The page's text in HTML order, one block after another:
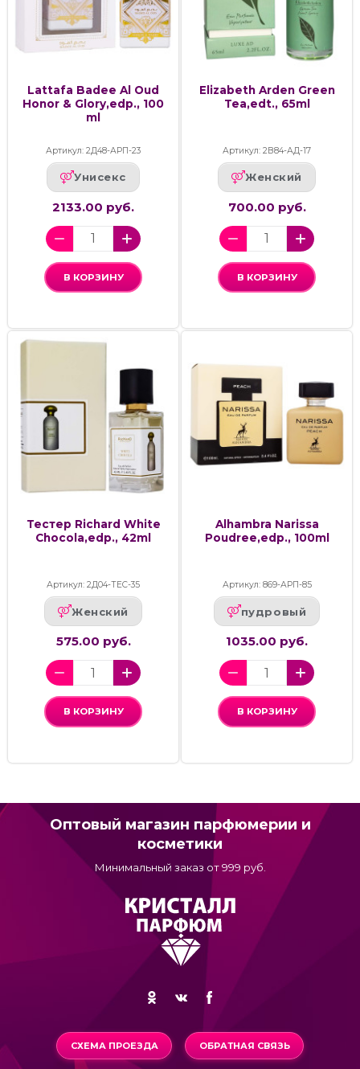
Lattafa Badee Al Oud
Honor & Glory,edp., 100
ml
Артикул: 2Д48-АРП-23
Унисекс
2133.00 руб.
В КОРЗИНУ
Elizabeth Arden Green
Tea,edt., 65ml
Артикул: 2В84-АД-17
Женский
700.00 руб.
В КОРЗИНУ
Тестер Richard White
Chocola,edp., 42ml
Артикул: 2Д04-ТЕС-35
Женский
575.00 руб.
В КОРЗИНУ
Alhambra Narissa
Poudree,edp., 100ml
Артикул: 869-АРП-85
пудровый
1035.00 руб.
В КОРЗИНУ
Оптовый магазин парфюмерии и
косметики
Минимальный заказ от 999 руб.
СХЕМА ПРОЕЗДА ОБРАТНАЯ СВЯЗЬ